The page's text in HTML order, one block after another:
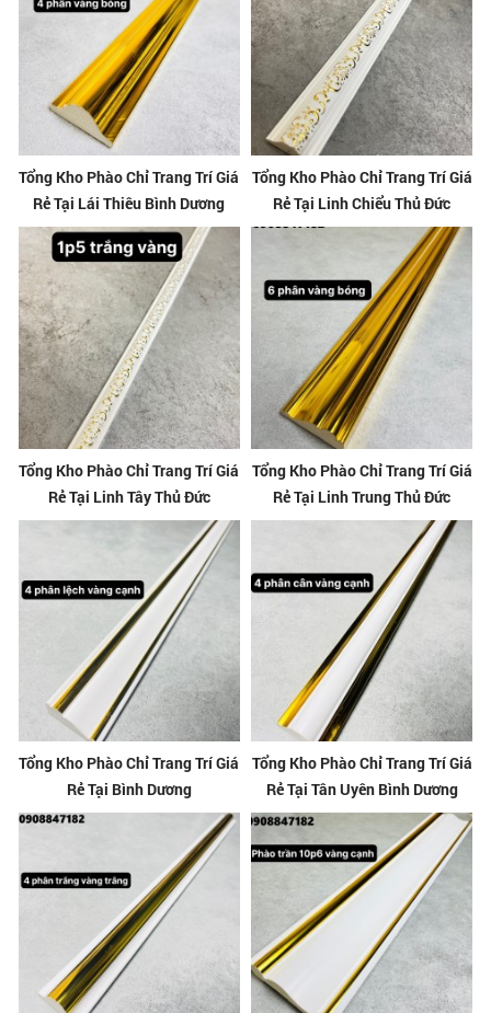
Tổng Kho Phào Chỉ Trang Trí Giá
Rẻ Tại Lái Thiêu Bình Dương
Tổng Kho Phào Chỉ Trang Trí Giá
Rẻ Tại Linh Chiểu Thủ Đức
Tổng Kho Phào Chỉ Trang Trí Giá
Rẻ Tại Linh Tây Thủ Đức
Tổng Kho Phào Chỉ Trang Trí Giá
Rẻ Tại Linh Trung Thủ Đức
Tổng Kho Phào Chỉ Trang Trí Giá
Rẻ Tại Bình Dương
Tổng Kho Phào Chỉ Trang Trí Giá
Rẻ Tại Tân Uyên Bình Dương